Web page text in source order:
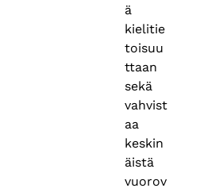
ä
kielitie
toisuu
ttaan
sekä
vahvist
aa
keskin
äistä
vuorov